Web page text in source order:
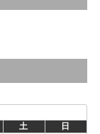
土
日